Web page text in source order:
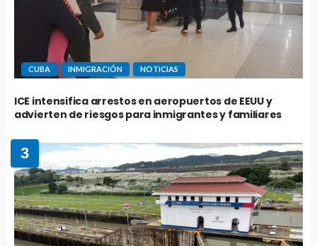
CUBA INMIGRACIÓN NOTICIAS
ICE intensifica arrestos en aeropuertos de EEUU y
advierten de riesgos para inmigrantes y familiares
3